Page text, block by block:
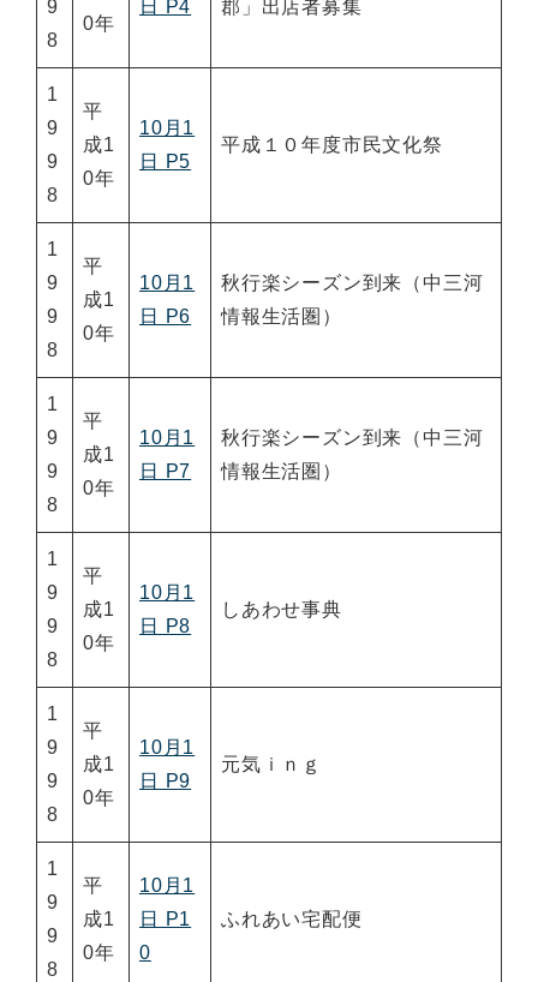
9
8
0年
日 P4
郡」出店者募集
1
9
9
8
平
成1
0年
10月1
日 P5
平成１０年度市民文化祭
1
9
9
8
平
成1
0年
10月1
日 P6
秋行楽シーズン到来（中三河
情報生活圏）
1
9
9
8
平
成1
0年
10月1
日 P7
秋行楽シーズン到来（中三河
情報生活圏）
1
9
9
8
平
成1
0年
10月1
日 P8
しあわせ事典
1
9
9
8
平
成1
0年
10月1
日 P9
元気ｉｎｇ
1
9
9
8
平
成1
0年
10月1
日 P1
0
ふれあい宅配便